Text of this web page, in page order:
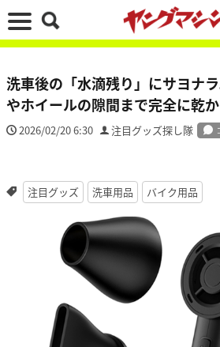
洗車後の「水滴残り」にサヨナ
やホイールの隙間まで完全に乾
2026/02/20 6:30 注目グッズ探し隊
注目グッズ 洗車用品 バイク用品